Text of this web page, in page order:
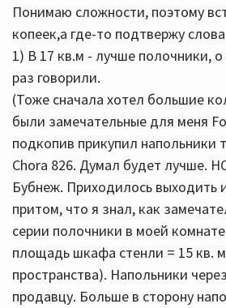
Понимаю сложности, поэтому
копеек,а где-то подтвержу
1) В 17 кв.м - лучше полочники,
раз говорили.
(Тоже сначала хотел большие
были замечательные для меня
подкопив прикупил напольники
Chora 826. Думал будет лучше.
Бубнеж. Приходилось выходить
притом, что я знал, как
серии полочники в моей
площадь шкафа стенли = 15 кв.
пространства). Напольники
продавцу. Больше в сторону